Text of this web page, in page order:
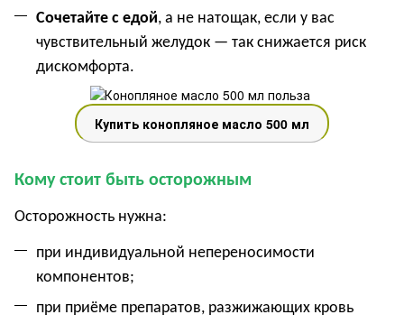
Сочетайте с едой, а не натощак, если у вас
чувствительный желудок — так снижается риск
дискомфорта.
Купить конопляное масло 500 мл
Кому стоит быть осторожным
Осторожность нужна:
при индивидуальной непереносимости
компонентов;
при приёме препаратов, разжижающих кровь